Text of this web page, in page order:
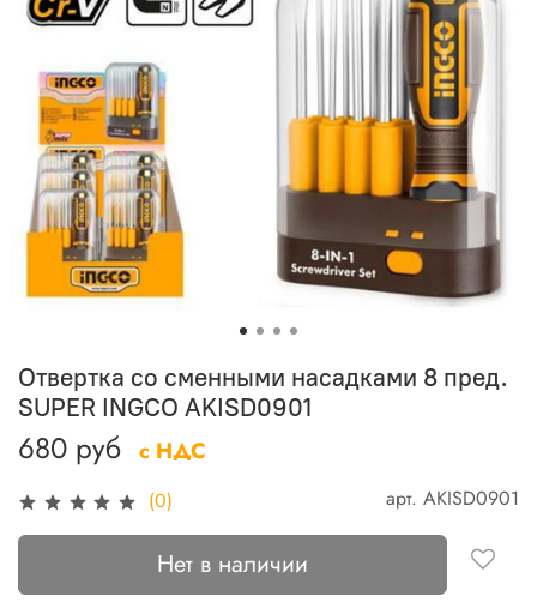
(0) арт. AKISD0901
Отвертка со сменными насадками 8 пред.
SUPER INGCO AKISD0901
680 руб с НДС
Нет в наличии